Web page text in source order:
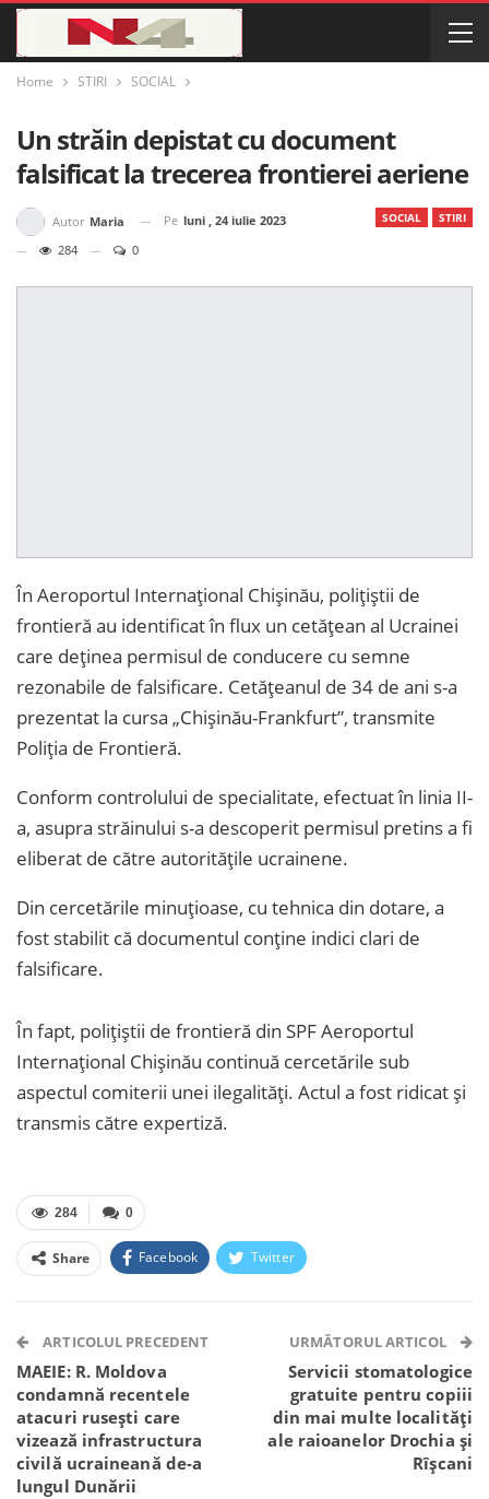
Home STIRI SOCIAL
Un străin depistat cu document
falsificat la trecerea frontierei aeriene
SOCIAL STIRI
Autor Maria Pe luni , 24 iulie 2023
284
0
În Aeroportul Internațional Chișinău, polițiștii de
frontieră au identificat în flux un cetățean al Ucrainei
care deținea permisul de conducere cu semne
rezonabile de falsificare. Cetățeanul de 34 de ani s-a
prezentat la cursa „Chișinău-Frankfurt”, transmite
Poliția de Frontieră.
Conform controlului de specialitate, efectuat în linia II-
a, asupra străinului s-a descoperit permisul pretins a fi
eliberat de către autoritățile ucrainene.
Din cercetările minuțioase, cu tehnica din dotare, a
fost stabilit că documentul conține indici clari de
falsificare.
În fapt, polițiștii de frontieră din SPF Aeroportul
Internațional Chișinău continuă cercetările sub
aspectul comiterii unei ilegalități. Actul a fost ridicat și
transmis către expertiză.
0
284
Share Facebook Twitter
Telegram WhatsApp Viber
ARTICOLUL PRECEDENT
MAEIE: R. Moldova
condamnă recentele
atacuri rusești care
vizează infrastructura
civilă ucraineană de-a
lungul Dunării
URMĂTORUL ARTICOL
Servicii stomatologice
gratuite pentru copiii
din mai multe localități
ale raioanelor Drochia și
Rîșcani